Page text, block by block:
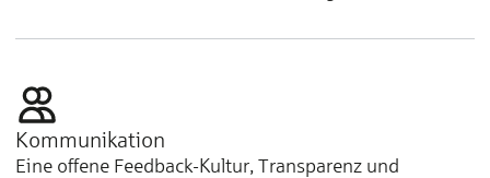
Kommunikation
Eine offene Feedback-Kultur, Transparenz und